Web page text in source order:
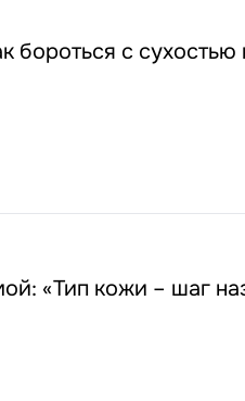
бороться с
«Тип кожи – шаг